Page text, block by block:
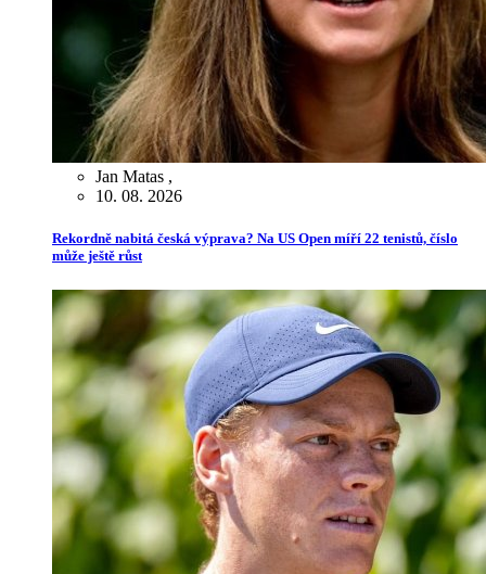
Jan Matas ,
10. 08. 2026
Rekordně nabitá česká výprava? Na US Open míří 22 tenistů, číslo
může ještě růst